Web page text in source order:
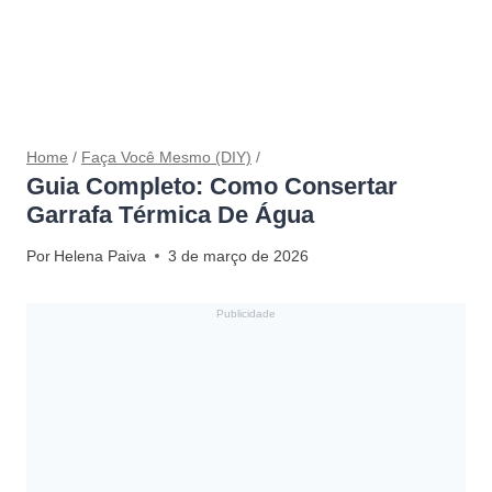
Home / Faça Você Mesmo (DIY) /
Guia Completo: Como Consertar
Garrafa Térmica De Água
Por Helena Paiva 3 de março de 2026
Publicidade